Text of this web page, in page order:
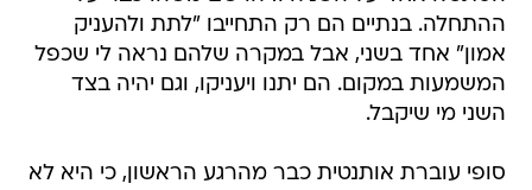
ההתחלה. בנתיים הם רק התחייבו "לתת ולהעניק
אמון" אחד בשני, אבל במקרה שלהם נראה לי שכפל
המשמעות במקום. הם יתנו ויעניקו, וגם יהיה בצד
השני מי שיקבל.
סופי עוברת אותנטית כבר מהרגע הראשון, כי היא לא